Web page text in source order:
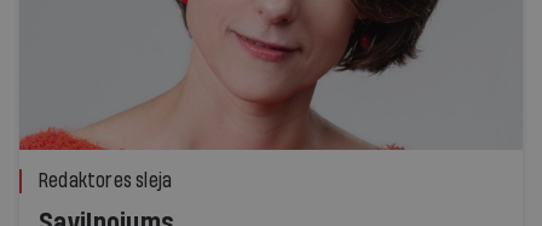
Redaktores sleja